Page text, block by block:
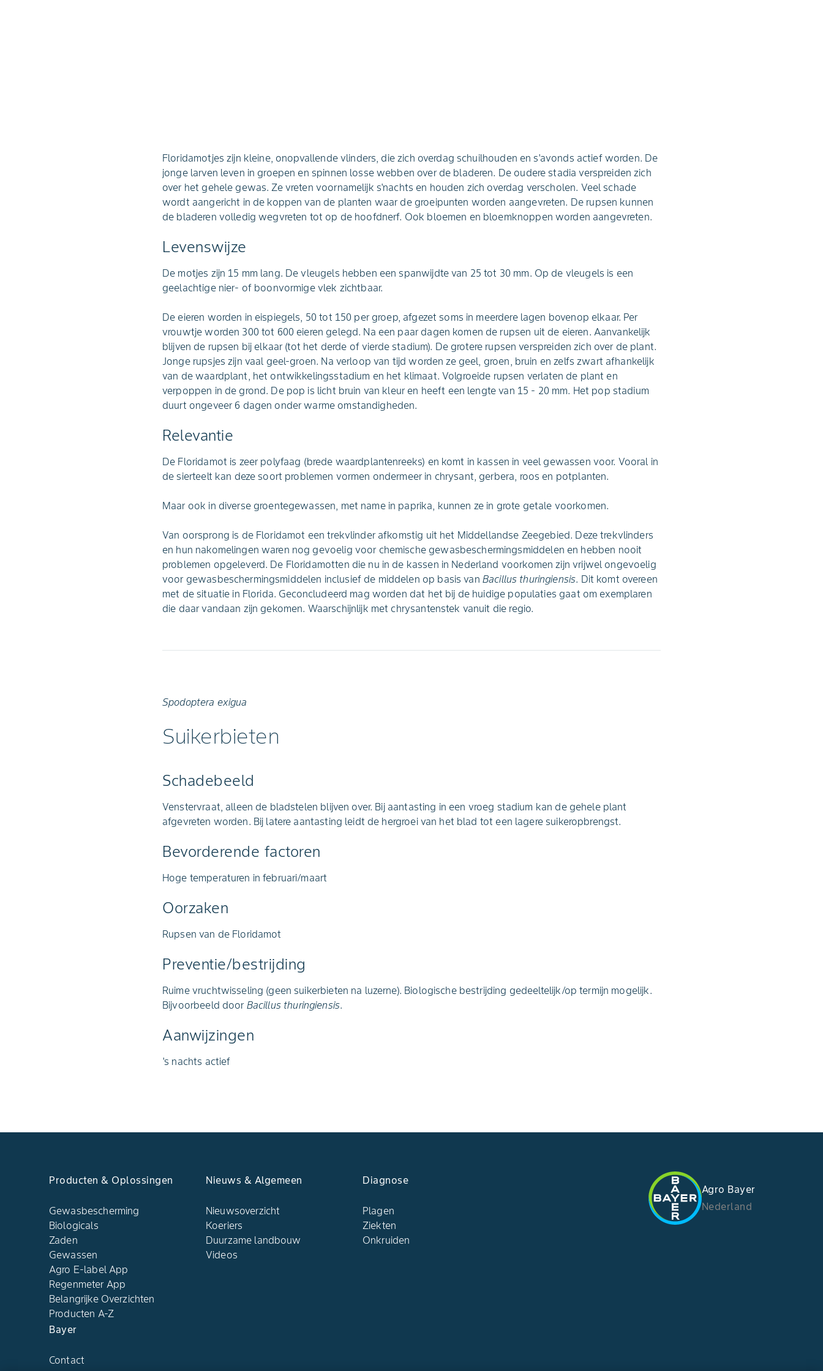
Floridamotjes zijn kleine, onopvallende vlinders, die zich overdag schuilhouden en s'avonds actief worden. De
jonge larven leven in groepen en spinnen losse webben over de bladeren. De oudere stadia verspreiden zich
over het gehele gewas. Ze vreten voornamelijk s'nachts en houden zich overdag verscholen. Veel schade
wordt aangericht in de koppen van de planten waar de groeipunten worden aangevreten. De rupsen kunnen
de bladeren volledig wegvreten tot op de hoofdnerf. Ook bloemen en bloemknoppen worden aangevreten.
Levenswijze
De motjes zijn 15 mm lang. De vleugels hebben een spanwijdte van 25 tot 30 mm. Op de vleugels is een
geelachtige nier- of boonvormige vlek zichtbaar.
De eieren worden in eispiegels, 50 tot 150 per groep, afgezet soms in meerdere lagen bovenop elkaar. Per
vrouwtje worden 300 tot 600 eieren gelegd. Na een paar dagen komen de rupsen uit de eieren. Aanvankelijk
blijven de rupsen bij elkaar (tot het derde of vierde stadium). De grotere rupsen verspreiden zich over de plant.
Jonge rupsjes zijn vaal geel-groen. Na verloop van tijd worden ze geel, groen, bruin en zelfs zwart afhankelijk
van de waardplant, het ontwikkelingsstadium en het klimaat. Volgroeide rupsen verlaten de plant en
verpoppen in de grond. De pop is licht bruin van kleur en heeft een lengte van 15 - 20 mm. Het pop stadium
duurt ongeveer 6 dagen onder warme omstandigheden.
Relevantie
De Floridamot is zeer polyfaag (brede waardplantenreeks) en komt in kassen in veel gewassen voor. Vooral in
de sierteelt kan deze soort problemen vormen ondermeer in chrysant, gerbera, roos en potplanten.
Maar ook in diverse groentegewassen, met name in paprika, kunnen ze in grote getale voorkomen.
Van oorsprong is de Floridamot een trekvlinder afkomstig uit het Middellandse Zeegebied. Deze trekvlinders
en hun nakomelingen waren nog gevoelig voor chemische gewasbeschermingsmiddelen en hebben nooit
problemen opgeleverd. De Floridamotten die nu in de kassen in Nederland voorkomen zijn vrijwel ongevoelig
voor gewasbeschermingsmiddelen inclusief de middelen op basis van Bacillus thuringiensis. Dit komt overeen
met de situatie in Florida. Geconcludeerd mag worden dat het bij de huidige populaties gaat om exemplaren
die daar vandaan zijn gekomen. Waarschijnlijk met chrysantenstek vanuit die regio.
Spodoptera exigua
Suikerbieten
Schadebeeld
Venstervraat, alleen de bladstelen blijven over. Bij aantasting in een vroeg stadium kan de gehele plant
afgevreten worden. Bij latere aantasting leidt de hergroei van het blad tot een lagere suikeropbrengst.
Bevorderende factoren
Hoge temperaturen in februari/maart
Oorzaken
Rupsen van de Floridamot
Preventie/bestrijding
Ruime vruchtwisseling (geen suikerbieten na luzerne). Biologische bestrijding gedeeltelijk/op termijn mogelijk.
Bijvoorbeeld door Bacillus thuringiensis.
Aanwijzingen
's nachts actief
Producten & Oplossingen
Gewasbescherming
Biologicals
Zaden
Gewassen
Agro E-label App
Regenmeter App
Belangrijke Overzichten
Producten A-Z
Nieuws & Algemeen
Nieuwsoverzicht
Koeriers
Duurzame landbouw
Videos
Diagnose
Plagen
Ziekten
Onkruiden
Bayer
Contact
Agro Bayer
Nederland